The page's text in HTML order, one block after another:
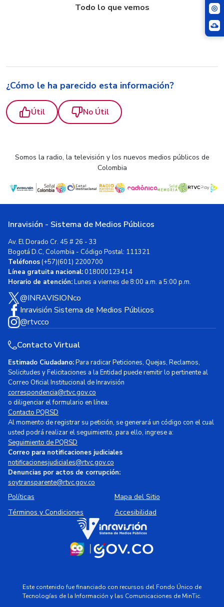
Todo lo que vemos
¿Cómo le ha parecido esta información?
Útil No Útil
Somos la radio, la televisión y los nuevos medios públicos de
Colombia
Inravisión - Sistema de Medios Públicos
Av. El Dorado Cr. 45 # 26 - 33
Bogotá D.C, Colombia - Código Postal: 111321
Teléfonos(+57)(601) 2200700
Línea gratuita nacional:018000123414
Horario de atención:Lunes a viernes de 8:00 a.m. a 5:00 p.m.
@INRAVISIONco
Inravisión Sistema de Medios Públicos
@rtvcco
Contacto Virtual
Estimado Ciudadano:Para radicar Peticiones, Quejas, Reclamos,
Solicitudes y Felicitaciones a la Entidad puede remitir lo pertinente al
Correo Oficial Institucional de Inravisión
correspondencia@rtvc.gov.co
o diligenciar el formulario en línea:
Contacto PQRSD
Al momento de registrar su petición, se generará un código con el cual
usted podrá realizar el seguimiento, para ello, ingrese a:
Seguimiento de PQRSD
Correo para notificaciones judiciales
notificacionesjudiciales@rtvc.gov.co
Denuncias por actos de corrupción:
soytransparente@rtvc.gov.co
Políticas
Mapa del Sitio
Términos y Condiciones
Accesibilidad
Este contenido fue financiado con recursos del Fondo Único de
Tecnologías de la Información y las Comunicaciones de MinTic.